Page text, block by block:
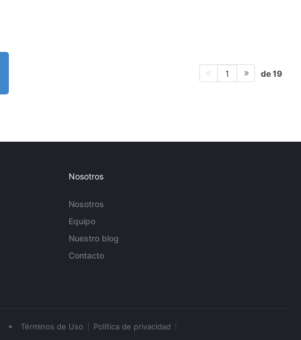
1 de 19
Nosotros
Nosotros
Equipo
Nuestro blog
Contacto
• Términos de Uso Política de privacidad